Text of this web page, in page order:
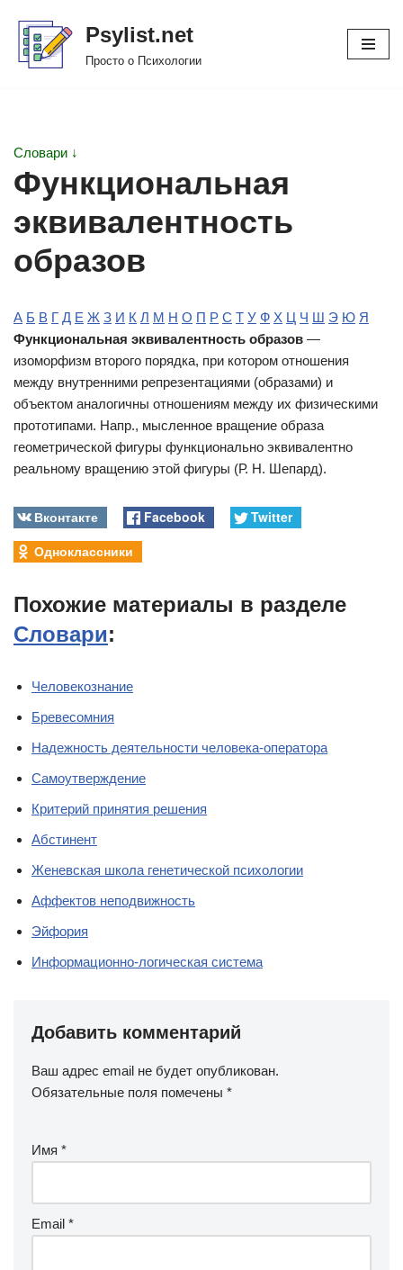
Перейти
Psylist.net
Просто о Психологии
Словари ↓
Функциональная
эквивалентность
образов
А Б В Г Д Е Ж З И К Л М Н О П Р С Т У Ф Х Ц Ч Ш Э Ю Я
Функциональная эквивалентность образов —
изоморфизм второго порядка, при котором отношения
между внутренними репрезентациями (образами) и
объектом аналогичны отношениям между их физическими
прототипами. Напр., мысленное вращение образа
геометрической фигуры функционально эквивалентно
реальному вращению этой фигуры (Р. Н. Шепард).
Вконтакте Facebook
Twitter
Одноклассники
Похожие материалы в разделе
Словари:
Человекознание
Бревесомния
Надежность деятельности человека-оператора
Самоутверждение
Критерий принятия решения
Абстинент
Женевская школа генетической психологии
Аффектов неподвижность
Эйфория
Информационно-логическая система
Добавить комментарий
Ваш адрес email не будет опубликован.
Обязательные поля помечены *
Имя *
Email *